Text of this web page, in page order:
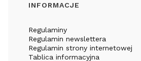
INFORMACJE
Regulaminy
Regulamin newslettera
Regulamin strony internetowej
Tablica informacyjna